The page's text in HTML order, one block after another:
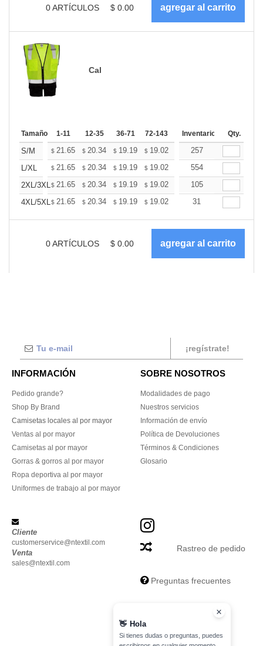
0ARTÍCULOS $ 0.00
Cal
Tamaño 1-11 12-35 36-71 72-143 144-287 288 +
Inventario Qty.
S/M $ 21.65 $ 20.34 $ 19.19 $ 19.02 18.70
257
L/XL
$ 21.65 $ 20.34 $ 19.19 $ 19.02 18.70
554
2XL/3XL$ 21.65 $ 20.34 $ 19.19 $ 19.02 18.70
105
4XL/5XL$ 21.65 $ 20.34 $ 19.19 $ 19.02 18.70
31
0ARTÍCULOS $ 0.00
¡regístrate!
INFORMACIÓN
Pedido grande?
Shop By Brand
Camisetas locales al por mayor
Ventas al por mayor
Camisetas al por mayor
Gorras & gorros al por mayor
Ropa deportiva al por mayor
Uniformes de trabajo al por mayor
SOBRE NOSOTROS
Modalidades de pago
Nuestros servicios
Información de envío
Política de Devoluciones
Términos & Condiciones
Glosario
Cliente
customerservice@ntextil.com
Venta
sales@ntextil.com
Rastreo de pedido
Preguntas frecuentes
👋 Hola
Si tienes dudas o preguntas, puedes